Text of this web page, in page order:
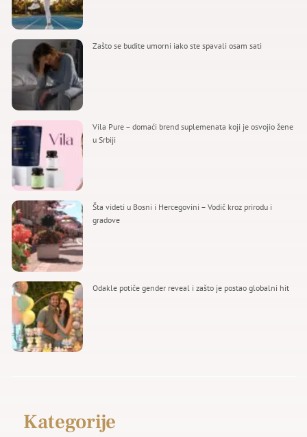
Zašto se budite umorni iako ste spavali osam sati
Vila Pure – domaći brend suplemenata koji je osvojio žene
u Srbiji
Šta videti u Bosni i Hercegovini – Vodič kroz prirodu i
gradove
Odakle potiče gender reveal i zašto je postao globalni hit
Kategorije